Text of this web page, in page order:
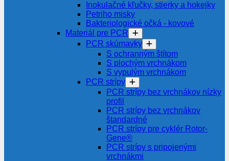
Inokulačné kľučky, stierky a hokejky
Petriho misky
Bakteriologické očká - kovové
Materiál pre PCR
PCR skúmavky
S ochranným štítom
S plochým vrchnákom
S vypulým vrchnákom
PCR strípy
PCR strípy bez vrchnákov nízky
profil
PCR strípy bez vrchnákov
štandardné
PCR strípy pre cyklér Rotor-
Gene®
PCR strípy s pripojenými
vrchnákmi